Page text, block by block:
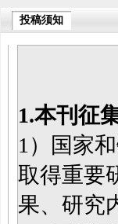
投稿须知
1.本刊征
1）国家
取得重要
果、研究